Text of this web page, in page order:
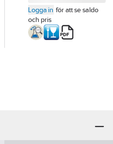
Logga in för att se saldo
och pris